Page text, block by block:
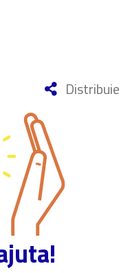
Distribuie